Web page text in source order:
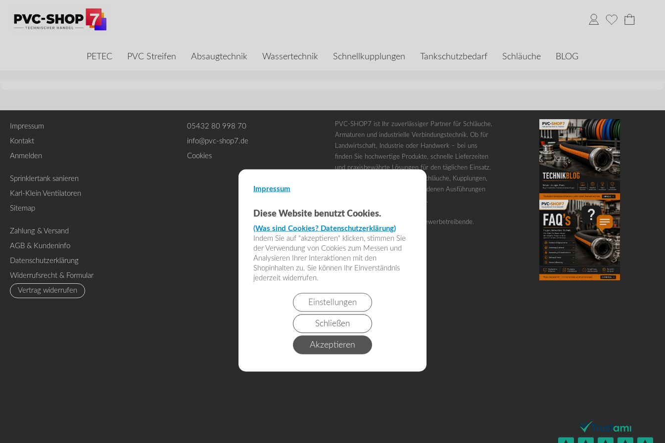
Impressum
Diese Website benutzt Cookies.
(Was sind Cookies? Datenschutzerklärung)
Indem Sie auf "akzeptieren" klicken, stimmen Sie
der Verwendung von Cookies zum Messen und
Analysieren Ihrer Interaktionen mit den
Shopinhalten zu. Sie können Ihr Einverständnis
jederzeit widerrufen.
Einstellungen
Schließen
Akzeptieren
PETEC PVC Streifen Absaugtechnik Wassertechnik Schnellkupplungen Tankschutzbedarf Schläuche BLOG
Impressum
Kontakt
Anmelden
Sprinklertank sanieren
Karl-Klein Ventilatoren
Sitemap
Zahlung & Versand
AGB & Kundeninfo
Datenschutzerklärung
Widerrufsrecht & Formular
Vertrag widerrufen
05432 80 998 70
info@pvc-shop7.de
Cookies
PVC-SHOP7 ist Ihr zuverlässiger Partner für Schläuche,
Armaturen und industrielle Verbindungstechnik. Ob für
Landwirtschaft, Industrie oder Handwerk – bei uns
finden Sie hochwertige Produkte, schnelle Lieferzeiten
und praxisbewährte Lösungen für den täglichen Einsatz.
Unser Sortiment umfasst PVC-Schläuche, Kupplungen,
Fittings und Zubehör in verschiedenen Ausführungen
für professionelle Anwendungen.
Alle Angebote richten sich an Gewerbetreibende.